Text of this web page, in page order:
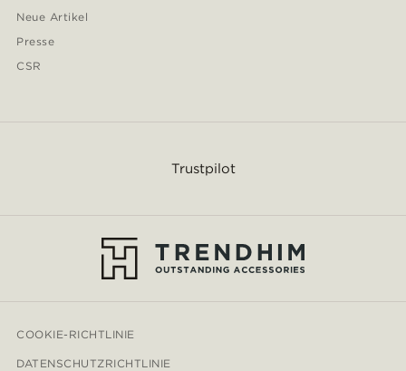
Neue Artikel
Presse
CSR
Trustpilot
COOKIE-RICHTLINIE
DATENSCHUTZRICHTLINIE